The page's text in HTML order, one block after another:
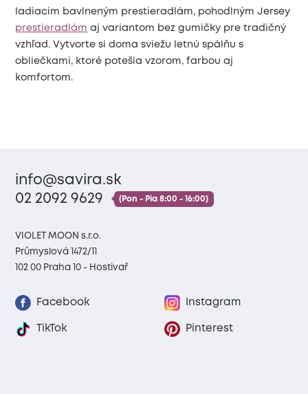
ladiacim bavlneným prestieradlám, pohodlným Jersey
prestieradlám aj variantom bez gumičky pre tradičný
vzhľad. Vytvorte si doma sviežu letnú spálňu s
obliečkami, ktoré potešia vzorom, farbou aj
komfortom.
info@savira.sk
02 2092 9629
(Pon - Pia 8:00 - 16:00)
VIOLET MOON s.r.o.
Průmyslová 1472/11
102 00 Praha 10 - Hostivař
Facebook Instagram
TikTok Pinterest